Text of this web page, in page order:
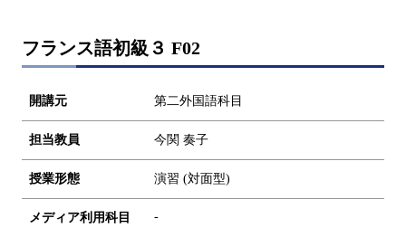
フランス語初級３ F02
開講元 第二外国語科目
担当教員 今関 奏子
授業形態 演習 (対面型)
メディア利用科目 -